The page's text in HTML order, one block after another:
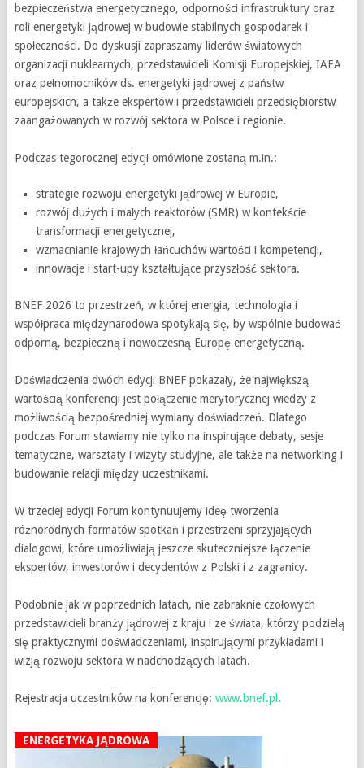
bezpieczeństwa energetycznego, odporności infrastruktury oraz
roli energetyki jądrowej w budowie stabilnych gospodarek i
społeczności. Do dyskusji zapraszamy liderów światowych
organizacji nuklearnych, przedstawicieli Komisji Europejskiej, IAEA
oraz pełnomocników ds. energetyki jądrowej z państw
europejskich, a także ekspertów i przedstawicieli przedsiębiorstw
zaangażowanych w rozwój sektora w Polsce i regionie.
Podczas tegorocznej edycji omówione zostaną m.in.:
strategie rozwoju energetyki jądrowej w Europie,
rozwój dużych i małych reaktorów (SMR) w kontekście
transformacji energetycznej,
wzmacnianie krajowych łańcuchów wartości i kompetencji,
innowacje i start-upy kształtujące przyszłość sektora.
BNEF 2026 to przestrzeń, w której energia, technologia i
współpraca międzynarodowa spotykają się, by wspólnie budować
odporną, bezpieczną i nowoczesną Europę energetyczną.
Doświadczenia dwóch edycji BNEF pokazały, że największą
wartością konferencji jest połączenie merytorycznej wiedzy z
możliwością bezpośredniej wymiany doświadczeń. Dlatego
podczas Forum stawiamy nie tylko na inspirujące debaty, sesje
tematyczne, warsztaty i wizyty studyjne, ale także na networking i
budowanie relacji między uczestnikami.
W trzeciej edycji Forum kontynuujemy ideę tworzenia
różnorodnych formatów spotkań i przestrzeni sprzyjających
dialogowi, które umożliwiają jeszcze skuteczniejsze łączenie
ekspertów, inwestorów i decydentów z Polski i z zagranicy.
Podobnie jak w poprzednich latach, nie zabraknie czołowych
przedstawicieli branży jądrowej z kraju i ze świata, którzy podzielą
się praktycznymi doświadczeniami, inspirującymi przykładami i
wizją rozwoju sektora w nadchodzących latach.
Rejestracja uczestników na konferencję: www.bnef.pl.
ENERGETYKA JĄDROWA